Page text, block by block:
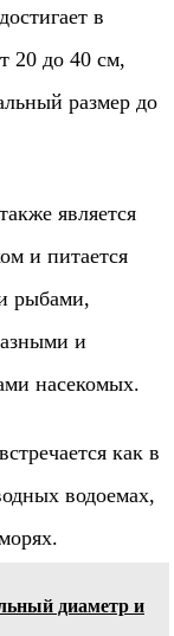
в
20 до 40 см,
размер до
является
и питается
рыбами,
и
насекомых.
как в
водоемах,
диаметр и